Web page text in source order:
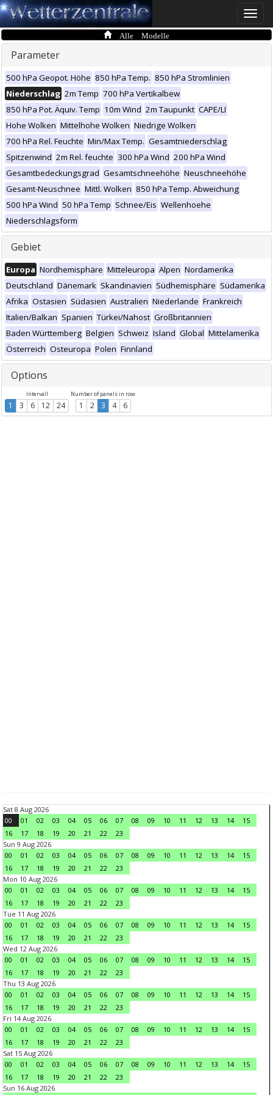
Toggle
Alle Modelle
Parameter
500 hPa Geopot. Höhe 850 hPa Temp. 850 hPa Stromlinien
Niederschlag 2m Temp 700 hPa Vertikalbew
850 hPa Pot. Äquiv. Temp 10m Wind 2m Taupunkt CAPE/LI
Hohe Wolken Mittelhohe Wolken Niedrige Wolken
700 hPa Rel. Feuchte Min/Max Temp. Gesamtniederschlag
Spitzenwind 2m Rel. feuchte 300 hPa Wind 200 hPa Wind
Gesamtbedeckungsgrad Gesamtschneehöhe Neuschneehöhe
Gesamt-Neuschnee Mittl. Wolken 850 hPa Temp. Abweichung
500 hPa Wind 50 hPa Temp Schnee/Eis Wellenhoehe
Niederschlagsform
Gebiet
Europa Nordhemisphäre Mitteleuropa Alpen Nordamerika
Deutschland Dänemark Skandinavien Südhemisphäre Südamerika
Afrika Ostasien Südasien Australien Niederlande Frankreich
Italien/Balkan Spanien Türkei/Nahost Großbritannien
Baden Württemberg Belgien Schweiz Island Global Mittelamerika
Österreich Osteuropa Polen Finnland
Options
Intervall
1 3 6 12 24
Number of panels in row
1 2 3 4 6
Sat 8 Aug 2026
00
01 02 03 04 05 06 07 08 09 10 11 12 13 14
15
16
17 18 19 20 21 22
23
Sun 9 Aug 2026
00
01 02 03 04 05 06 07 08 09 10 11 12 13 14
15
16
17 18 19 20 21 22
23
Mon 10 Aug 2026
00
01 02 03 04 05 06 07 08 09 10 11 12 13 14
15
16
17 18 19 20 21 22
23
Tue 11 Aug 2026
00
01 02 03 04 05 06 07 08 09 10 11 12 13 14
15
16
17 18 19 20 21 22
23
Wed 12 Aug 2026
00
01 02 03 04 05 06 07 08 09 10 11 12 13 14
15
16
17 18 19 20 21 22
23
Thu 13 Aug 2026
00
01 02 03 04 05 06 07 08 09 10 11 12 13 14
15
16
17 18 19 20 21 22
23
Fri 14 Aug 2026
00
01 02 03 04 05 06 07 08 09 10 11 12 13 14
15
16
17 18 19 20 21 22
23
Sat 15 Aug 2026
00
01 02 03 04 05 06 07 08 09 10 11 12 13 14
15
16
17 18 19 20 21 22
23
Sun 16 Aug 2026